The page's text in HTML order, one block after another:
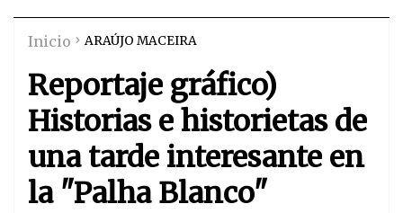
Inicio ARAÚJO MACEIRA
Reportaje gráfico)
Historias e historietas de
una tarde interesante en
la "Palha Blanco"